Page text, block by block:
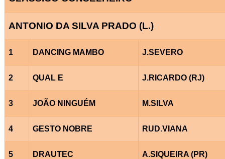
ANTONIO DA SILVA PRADO (L.)
1 DANCING MAMBO J.SEVERO
2 QUAL E J.RICARDO (RJ)
3 JOÃO NINGUÉM M.SILVA
4 GESTO NOBRE RUD.VIANA
5 DRAUTEC A.SIQUEIRA (PR)